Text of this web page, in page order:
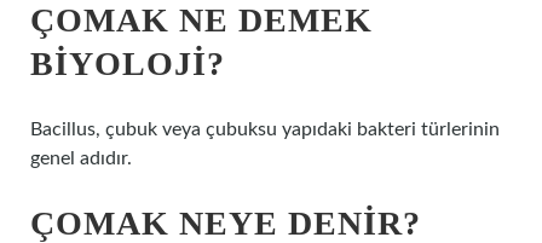
ÇOMAK NE DEMEK
BIYOLOJI?
Bacillus, çubuk veya çubuksu yapıdaki bakteri türlerinin
genel adıdır.
ÇOMAK NEYE DENIR?